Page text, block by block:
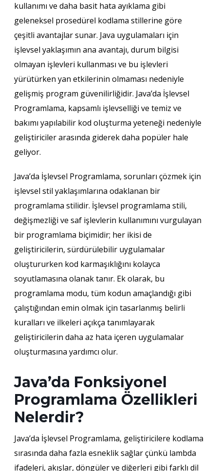
kullanımı ve daha basit hata ayıklama gibi
geleneksel prosedürel kodlama stillerine göre
çeşitli avantajlar sunar. Java uygulamaları için
işlevsel yaklaşımın ana avantajı, durum bilgisi
olmayan işlevleri kullanması ve bu işlevleri
yürütürken yan etkilerinin olmaması nedeniyle
gelişmiş program güvenilirliğidir. Java’da İşlevsel
Programlama, kapsamlı işlevselliği ve temiz ve
bakımı yapılabilir kod oluşturma yeteneği nedeniyle
geliştiriciler arasında giderek daha popüler hale
geliyor.
Java’da İşlevsel Programlama, sorunları çözmek için
işlevsel stil yaklaşımlarına odaklanan bir
programlama stilidir. İşlevsel programlama stili,
değişmezliği ve saf işlevlerin kullanımını vurgulayan
bir programlama biçimidir; her ikisi de
geliştiricilerin, sürdürülebilir uygulamalar
oluştururken kod karmaşıklığını kolayca
soyutlamasına olanak tanır. Ek olarak, bu
programlama modu, tüm kodun amaçlandığı gibi
çalıştığından emin olmak için tasarlanmış belirli
kuralları ve ilkeleri açıkça tanımlayarak
geliştiricilerin daha az hata içeren uygulamalar
oluşturmasına yardımcı olur.
Java’da Fonksiyonel
Programlama Özellikleri
Nelerdir?
Java’da İşlevsel Programlama, geliştiricilere kodlama
sırasında daha fazla esneklik sağlar çünkü lambda
ifadeleri, akışlar, döngüler ve diğerleri gibi farklı dil